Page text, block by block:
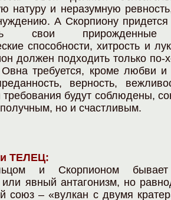
натуру и неразумную
А Скорпиону
свои прирожденные
способности, хитрость и
должен подходить только по-
требуется, кроме любви
верность,
требования будут соблюдены,
но и счастливым.
ТЕЛЕЦ:
и Скорпионом
явный антагонизм, но
союз – «вулкан с двумя